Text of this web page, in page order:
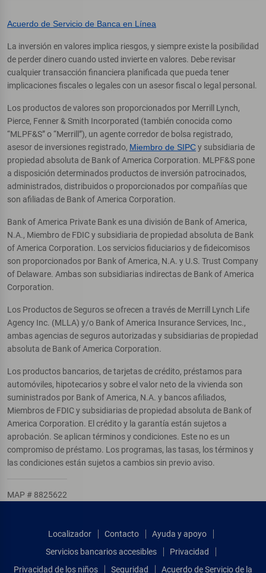
Acuerdo de Servicio de Banca en Línea
La inversión en valores implica riesgos, y siempre existe la posibilidad
de perder dinero cuando usted invierte en valores. Debe revisar
cualquier transacción financiera planificada que pueda tener
implicaciones fiscales o legales con un asesor fiscal o legal personal.
Los productos de valores son proporcionados por Merrill Lynch,
Pierce, Fenner & Smith Incorporated (también conocida como
“MLPF&S” o “Merrill”), un agente corredor de bolsa registrado,
asesor de inversiones registrado, Miembro de SIPCy subsidiaria de
propiedad absoluta de Bank of America Corporation. MLPF&S pone
a disposición determinados productos de inversión patrocinados,
administrados, distribuidos o proporcionados por compañías que
son afiliadas de Bank of America Corporation.
Bank of America Private Bank es una división de Bank of America,
N.A., Miembro de FDIC y subsidiaria de propiedad absoluta de Bank
of America Corporation. Los servicios fiduciarios y de fideicomisos
son proporcionados por Bank of America, N.A. y U.S. Trust Company
of Delaware. Ambas son subsidiarias indirectas de Bank of America
Corporation.
Los Productos de Seguros se ofrecen a través de Merrill Lynch Life
Agency Inc. (MLLA) y/o Bank of America Insurance Services, Inc.,
ambas agencias de seguros autorizadas y subsidiarias de propiedad
absoluta de Bank of America Corporation.
Los productos bancarios, de tarjetas de crédito, préstamos para
automóviles, hipotecarios y sobre el valor neto de la vivienda son
suministrados por Bank of America, N.A. y bancos afiliados,
Miembros de FDIC y subsidiarias de propiedad absoluta de Bank of
America Corporation. El crédito y la garantía están sujetos a
aprobación. Se aplican términos y condiciones. Este no es un
compromiso de préstamo. Los programas, las tasas, los términos y
las condiciones están sujetos a cambios sin previo aviso.
MAP # 8825622
Localizador Contacto
Ayuda y apoyo
Servicios bancarios accesibles
Privacidad
Privacidad de los niños
Seguridad Acuerdo de Servicio de la